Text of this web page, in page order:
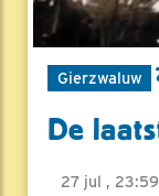
Gierzwaluw
De
27 jul , 23:59